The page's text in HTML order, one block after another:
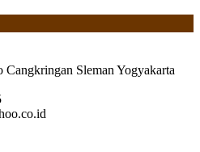
Cangkringan Sleman Yogyakarta